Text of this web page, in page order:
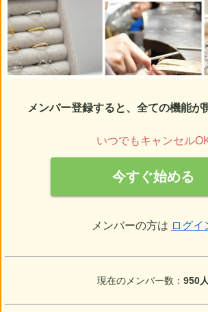
メンバー登録すると、全ての機能が
いつでもキャンセル
今すぐ始める
メンバーの方は ログイ
現在のメンバー数： 950人